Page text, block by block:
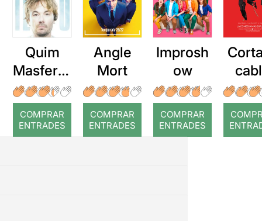
Quim
Masferre
r: Temps
COMPRAR
ENTRADES
Angle
Mort
COMPRAR
ENTRADES
Improsh
ow
COMPRAR
ENTRADES